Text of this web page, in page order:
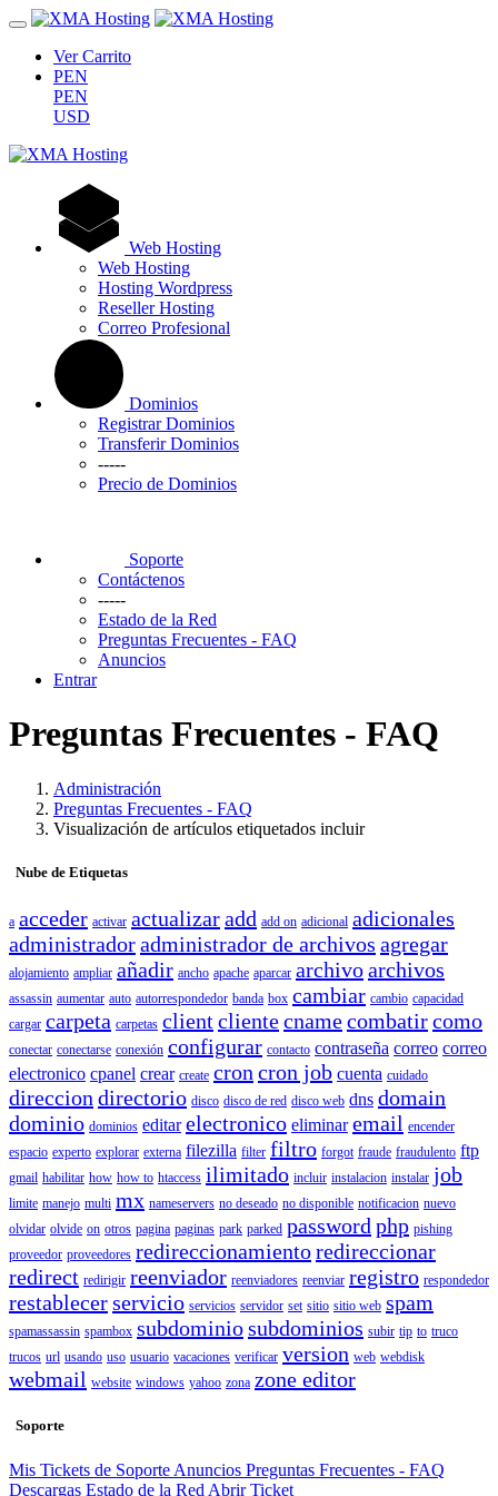
Ver Carrito
PEN
PEN
USD
Web Hosting
Web Hosting
Hosting Wordpress
Reseller Hosting
Correo Profesional
Dominios
Registrar Dominios
Transferir Dominios
-----
Precio de Dominios
Soporte
Contáctenos
-----
Estado de la Red
Preguntas Frecuentes - FAQ
Anuncios
Entrar
Preguntas Frecuentes - FAQ
Administración
Preguntas Frecuentes - FAQ
Visualización de artículos etiquetados incluir
Nube de Etiquetas
a acceder activar actualizaradd add on adicional adicionales
administradoradministrador de archivos agregar
alojamiento ampliar añadir ancho apache aparcar archivoarchivos
assassin aumentar auto autorrespondedor banda box cambiar cambio capacidad
cargar carpeta carpetas clientclientecnamecombatircomo
conectar conectarse conexión configurar contacto contraseña correo correo
electronico cpanel crear create cron cron job cuenta cuidado
direccion directorio disco disco de red disco web dns domain
dominio dominios editar electronico eliminar email encender
espacio experto explorar externa filezilla filter filtro forgot fraude fraudulento ftp
gmail habilitar how how to htaccess ilimitado incluir instalacion instalar job
limite manejo multi mx nameservers no deseado no disponible notificacion nuevo
olvidar olvide on otros pagina paginas park parked password php pishing
proveedor proveedores redireccionamientoredireccionar
redirect redirigir reenviador reenviadores reenviar registro respondedor
restablecerservicio servicios servidor set sitio sitio web spam
spamassassin spambox subdominiosubdominios subir tip to truco
trucos url usando uso usuario vacaciones verificar version web webdisk
webmail website windows yahoo zona zone editor
Soporte
Mis Tickets de Soporte Anuncios Preguntas Frecuentes - FAQ
Descargas Estado de la Red Abrir Ticket